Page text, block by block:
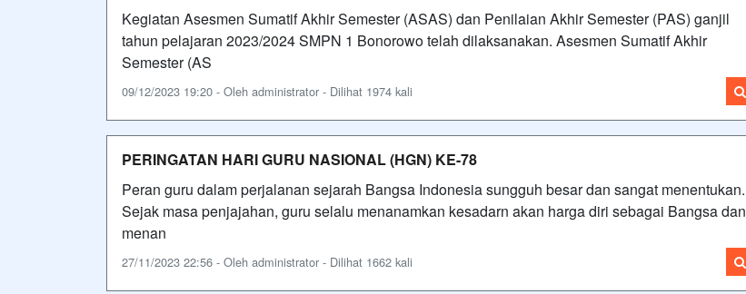
Kegiatan Asesmen Sumatif Akhir Semester (ASAS) dan Penilaian Akhir Semester (PAS) ganjil
tahun pelajaran 2023/2024 SMPN 1 Bonorowo telah dilaksanakan. Asesmen Sumatif Akhir
Semester (AS
09/12/2023 19:20 - Oleh administrator - Dilihat 1974 kali
PERINGATAN HARI GURU NASIONAL (HGN) KE-78
Peran guru dalam perjalanan sejarah Bangsa Indonesia sungguh besar dan sangat menentukan.
Sejak masa penjajahan, guru selalu menanamkan kesadarn akan harga diri sebagai Bangsa dan
menan
27/11/2023 22:56 - Oleh administrator - Dilihat 1662 kali